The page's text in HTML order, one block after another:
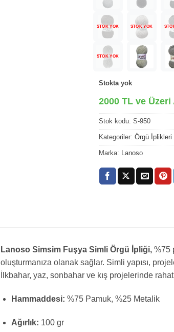
STOK YOK STOK YOK
STOK YOK
Stokta yok
2000 TL ve
Stok kodu: S-950
Kategoriler: Örgü İplikleri
Marka: Lanoso
Lanoso Simsim Fuşya Simli Örgü İpliği, %75
oluşturmanıza olanak sağlar. Simli yapısı,
İlkbahar, yaz, sonbahar ve kış projelerinde
Hammaddesi: %75 Pamuk, %25 Metalik
Ağırlık: 100 gr